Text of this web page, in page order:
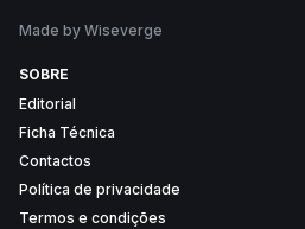
Made by Wiseverge
SOBRE
Editorial
Ficha Técnica
Contactos
Política de privacidade
Termos e condições